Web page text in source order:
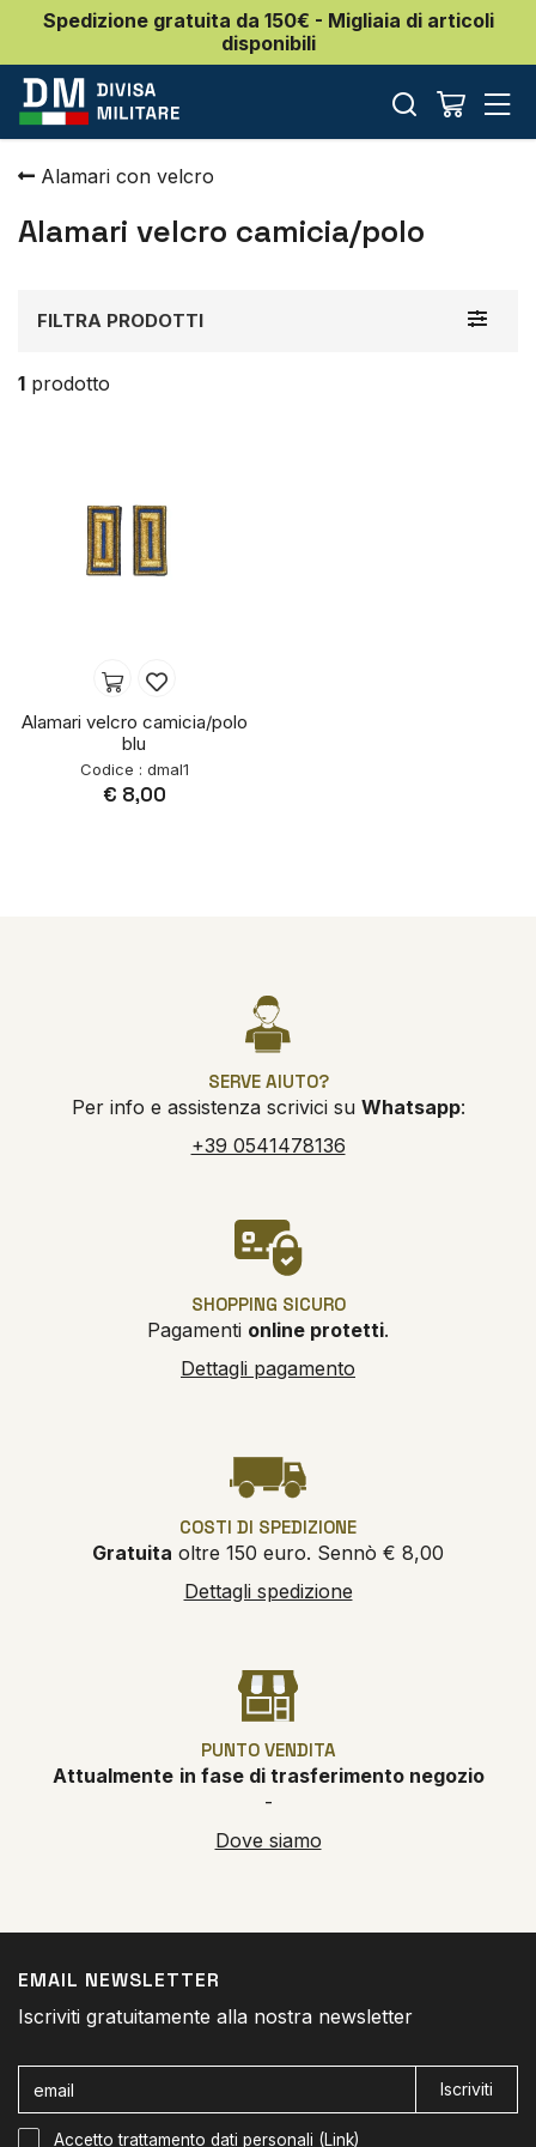
Spedizione gratuita da 150€ - Migliaia di articoli
disponibili
Alamari con velcro
Alamari velcro camicia/polo
Toggle
FILTRA PRODOTTI
1 prodotto
Alamari velcro camicia/polo
blu
Codice : dmal1
€ 8,00
SERVE AIUTO?
Per info e assistenza scrivici su Whatsapp:
+39 0541478136
SHOPPING SICURO
Pagamenti online protetti.
Dettagli pagamento
COSTI DI SPEDIZIONE
Gratuita oltre 150 euro. Sennò € 8,00
Dettagli spedizione
PUNTO VENDITA
Attualmente in fase di trasferimento negozio
-
Dove siamo
EMAIL NEWSLETTER
Iscriviti gratuitamente alla nostra newsletter
Iscriviti
Accetto trattamento dati personali (Link)